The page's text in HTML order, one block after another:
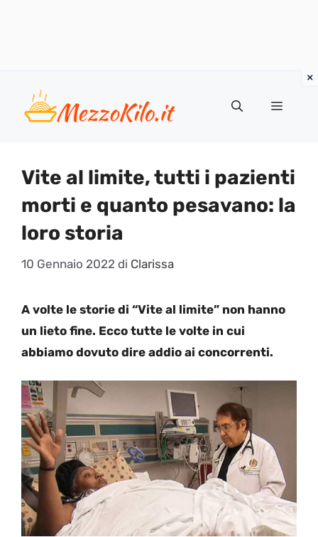
contenuto
Menu
Vite al limite, tutti i pazienti
morti e quanto pesavano: la
loro storia
10 Gennaio 2022 di Clarissa
A volte le storie di “Vite al limite” non hanno
un lieto fine. Ecco tutte le volte in cui
abbiamo dovuto dire addio ai concorrenti.